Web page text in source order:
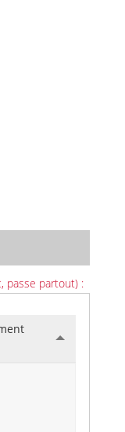
passe partout) :